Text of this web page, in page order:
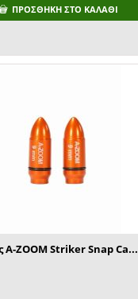
ΠΡΟΣΘΉΚΗ ΣΤΟ ΚΑΛΆΘΙ
A-ZOOM Striker Snap Ca...